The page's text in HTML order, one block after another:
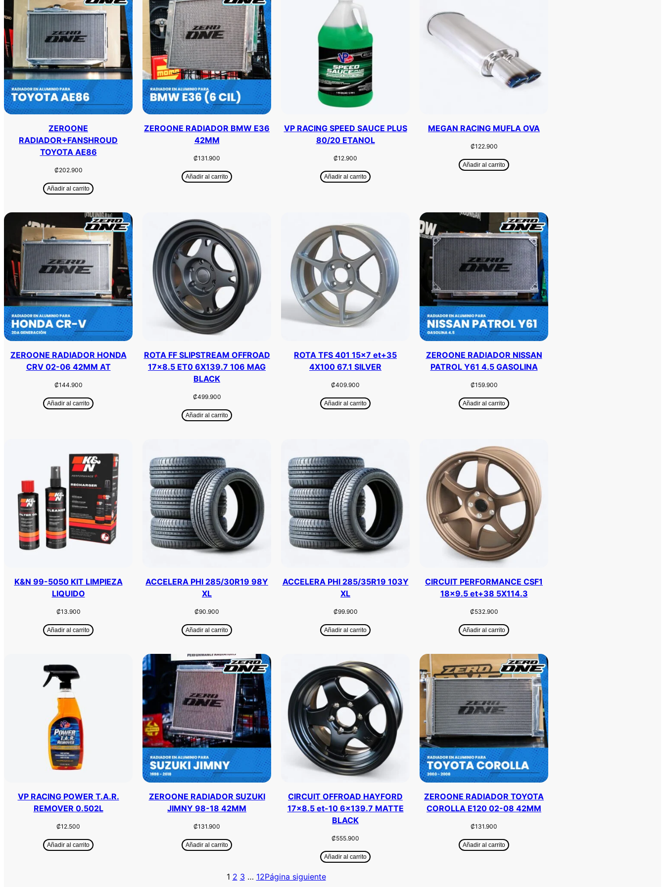
ZEROONE
RADIADOR+FANSHROUD
TOYOTA AE86
₡202.900
Añadir al carrito
ZEROONE RADIADOR BMW E36
42MM
₡131.900
Añadir al carrito
VP RACING SPEED SAUCE PLUS
80/20 ETANOL
₡12.900
Añadir al carrito
MEGAN RACING MUFLA OVA
₡122.900
Añadir al carrito
ZEROONE RADIADOR HONDA
CRV 02-06 42MM AT
₡144.900
Añadir al carrito
ROTA FF SLIPSTREAM OFFROAD
17×8.5 ET0 6X139.7 106 MAG
BLACK
₡499.900
Añadir al carrito
ROTA TFS 401 15×7 et+35
4X100 67.1 SILVER
₡409.900
Añadir al carrito
ZEROONE RADIADOR NISSAN
PATROL Y61 4.5 GASOLINA
₡159.900
Añadir al carrito
K&N 99-5050 KIT LIMPIEZA
LIQUIDO
₡13.900
Añadir al carrito
ACCELERA PHI 285/30R19 98Y
XL
₡90.900
Añadir al carrito
ACCELERA PHI 285/35R19 103Y
XL
₡99.900
Añadir al carrito
CIRCUIT PERFORMANCE CSF1
18×9.5 et+38 5X114.3
₡532.900
Añadir al carrito
VP RACING POWER T.A.R.
REMOVER 0.502L
₡12.500
Añadir al carrito
ZEROONE RADIADOR SUZUKI
JIMNY 98-18 42MM
₡131.900
Añadir al carrito
CIRCUIT OFFROAD HAYFORD
17×8.5 et-10 6×139.7 MATTE
BLACK
₡555.900
Añadir al carrito
ZEROONE RADIADOR TOYOTA
COROLLA E120 02-08 42MM
₡131.900
Añadir al carrito
1 2 3 … 12Página siguiente